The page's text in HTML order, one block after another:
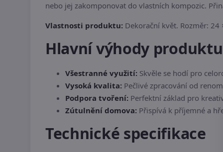
nebo jej zakomponovat do vlastních kompozic.
Vlastnosti produktu: Dekorační květ. Rozměr: 24
Hlavní výhody produktu
Všestranné využití: Skvěle se hodí pro
Vysoká kvalita: Pečlivé zpracování od
Podpora tvoření: Perfektní základ pro
Zútulnění domova: Přispívá k příjemné a
Technické specifikace